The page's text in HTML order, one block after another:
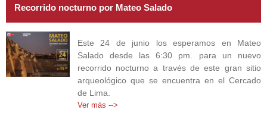
Recorrido nocturno por Mateo Salado
Este 24 de junio los esperamos en Mateo
Salado desde las 6:30 pm. para un nuevo
recorrido nocturno a través de este gran sitio
arqueológico que se encuentra en el Cercado
de Lima.
Ver más -->